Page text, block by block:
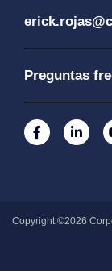
Preguntas
Copyright ©2026